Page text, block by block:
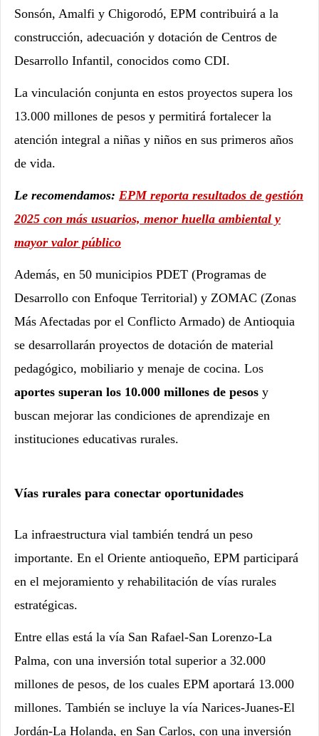
Sonsón, Amalfi y Chigorodó, EPM contribuirá a la
construcción, adecuación y dotación de Centros de
Desarrollo Infantil, conocidos como CDI.
La vinculación conjunta en estos proyectos supera los
13.000 millones de pesos y permitirá fortalecer la
atención integral a niñas y niños en sus primeros años
de vida.
Le recomendamos: EPM reporta resultados de gestión
2025 con más usuarios, menor huella ambiental y
mayor valor público
Además, en 50 municipios PDET (Programas de
Desarrollo con Enfoque Territorial) y ZOMAC (Zonas
Más Afectadas por el Conflicto Armado) de Antioquia
se desarrollarán proyectos de dotación de material
pedagógico, mobiliario y menaje de cocina. Los
aportes superan los 10.000 millones de pesos y
buscan mejorar las condiciones de aprendizaje en
instituciones educativas rurales.
Vías rurales para conectar oportunidades
La infraestructura vial también tendrá un peso
importante. En el Oriente antioqueño, EPM participará
en el mejoramiento y rehabilitación de vías rurales
estratégicas.
Entre ellas está la vía San Rafael-San Lorenzo-La
Palma, con una inversión total superior a 32.000
millones de pesos, de los cuales EPM aportará 13.000
millones. También se incluye la vía Narices-Juanes-El
Jordán-La Holanda, en San Carlos, con una inversión